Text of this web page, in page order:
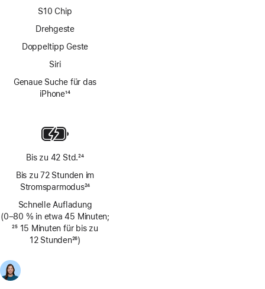
S10 Chip
Drehgeste
Doppeltipp Geste
Siri
Genaue Suche für das
iPhone14
Bis zu 42 Std.
Fußnote
24
Bis zu 72 Stunden im
Stromsparmodus
Fußnote
24
Schnelle Aufladung
(0–80 % in etwa 45 Minuten;
Fußnote
2515 Minuten für bis zu
12 Stunden26)